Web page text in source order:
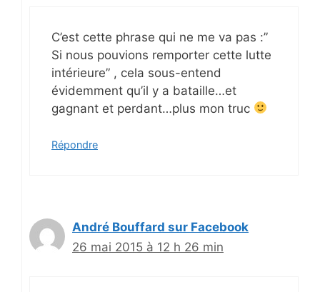
C’est cette phrase qui ne me va pas :”
Si nous pouvions remporter cette lutte
intérieure” , cela sous-entend
évidemment qu’il y a bataille…et
gagnant et perdant…plus mon truc
Répondre
André Bouffard sur Facebook
26 mai 2015 à 12 h 26 min